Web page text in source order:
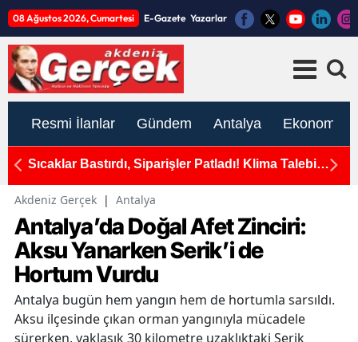
08 Ağustos 2026, Cumartesi E-Gazete Yazarlar
Resmi İlanlar Gündem Antalya Ekonomi
Sıcaklar Bastırdı, Siparişler Patladı! Klima Talebi
Akdeniz Gerçek | Antalya
Antalya’da Doğal Afet Zinciri:
Aksu Yanarken Serik’i de
Hortum Vurdu
Antalya bugün hem yangın hem de hortumla sarsıldı.
Aksu ilçesinde çıkan orman yangınıyla mücadele
sürerken, yaklaşık 30 kilometre uzaklıktaki Serik